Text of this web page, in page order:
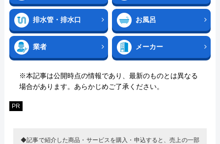
排水管・排水口 お風呂
業者 メーカー
※本記事は公開時点の情報であり、最新のものとは異なる
場合があります。あらかじめご了承ください。
PR
◆記事で紹介した商品・サービスを購入・申込すると、売上の一部